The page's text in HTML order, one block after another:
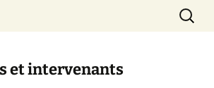
!
en Tarn-et-Garonne
et intervenants